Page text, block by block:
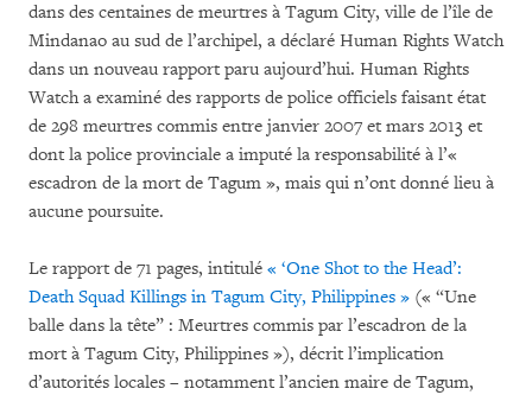
dans des centaines de meurtres à Tagum City, ville de l’île de
Mindanao au sud de l’archipel, a déclaré Human Rights Watch
dans un nouveau rapport paru aujourd’hui. Human Rights
Watch a examiné des rapports de police officiels faisant état
de 298 meurtres commis entre janvier 2007 et mars 2013 et
dont la police provinciale a imputé la responsabilité à l’«
escadron de la mort de Tagum », mais qui n’ont donné lieu à
aucune poursuite.
Le rapport de 71 pages, intitulé « ‘One Shot to the Head’:
Death Squad Killings in Tagum City, Philippines » (« “Une
balle dans la tête” : Meurtres commis par l’escadron de la
mort à Tagum City, Philippines »), décrit l’implication
d’autorités locales – notamment l’ancien maire de Tagum,